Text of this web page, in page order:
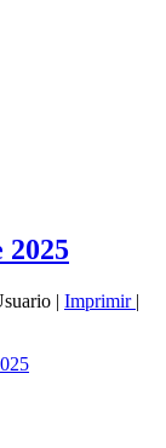
| Imprimir |